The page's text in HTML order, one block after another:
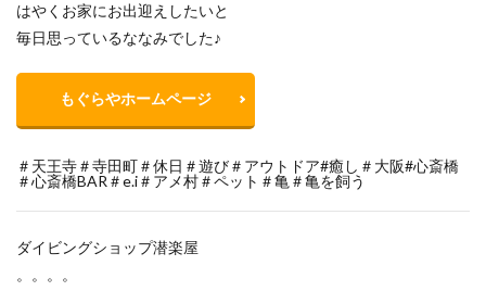
はやくお家にお出迎えしたいと
毎日思っているななみでした♪
もぐらやホームページ
＃天王寺＃寺田町＃休日＃遊び＃アウトドア#癒し＃大阪#心斎橋
＃心斎橋BAR＃e.i＃アメ村＃ペット＃亀＃亀を飼う
ダイビングショップ潜楽屋
。。。。